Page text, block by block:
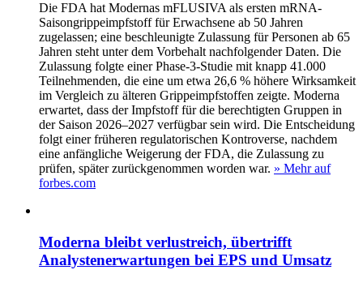
Die FDA hat Modernas mFLUSIVA als ersten mRNA-
Saisongrippeimpfstoff für Erwachsene ab 50 Jahren
zugelassen; eine beschleunigte Zulassung für Personen ab 65
Jahren steht unter dem Vorbehalt nachfolgender Daten. Die
Zulassung folgte einer Phase-3-Studie mit knapp 41.000
Teilnehmenden, die eine um etwa 26,6 % höhere Wirksamkeit
im Vergleich zu älteren Grippeimpfstoffen zeigte. Moderna
erwartet, dass der Impfstoff für die berechtigten Gruppen in
der Saison 2026–2027 verfügbar sein wird. Die Entscheidung
folgt einer früheren regulatorischen Kontroverse, nachdem
eine anfängliche Weigerung der FDA, die Zulassung zu
prüfen, später zurückgenommen worden war. » Mehr auf
forbes.com
Moderna bleibt verlustreich, übertrifft
Analystenerwartungen bei EPS und Umsatz